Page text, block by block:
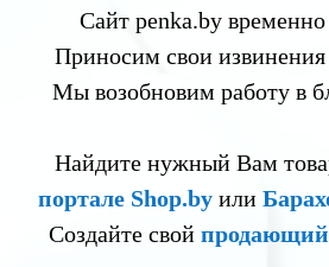
Сайт penka.by временно
Приносим свои извинения
Мы возобновим работу в
Найдите нужный Вам
портале Shop.byили
Создайте свой продающий